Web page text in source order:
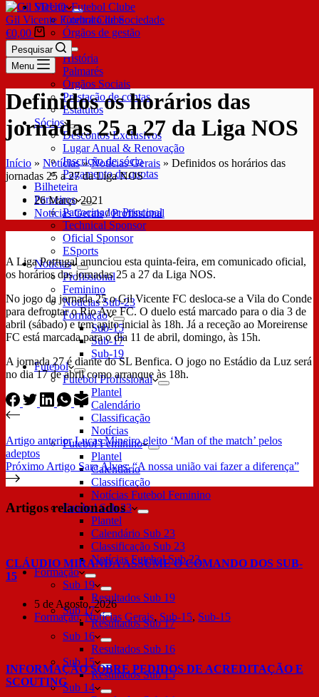
SDUQ
Contrato de Sociedade
Órgãos de gestão
Clube
História
Palmarés
Órgãos Sociais
Prestação de contas
Estatutos
Sócios
Descontos Exclusivos
Lugar Anual & Renovação
Inscrição de sócio
Pagamento de quotas
Bilheteira
Parceiros
Patrocinador Principal
Technical Sponsor
Oficial Sponsor
ESports
Notícias
Profissional
Feminino
Notícias Sub-23
Formação
Sub-15
Sub-17
Sub-19
Futebol
Futebol Profissional
Plantel
Calendário
Classificação
Notícias
Futebol Feminino
Plantel
Calendário
Classificação
Notícias Futebol Feminino
Futebol Sub 23
Plantel
Calendário Sub 23
Classificação Sub 23
Notícias Futebol Sub 23
Formação
Sub 19
Resultados Sub 19
Sub 17
Resultados Sub 17
Sub 16
Resultados Sub 16
Sub 15
Resultados Sub 15
Sub 14
Gil Vicente Futebol Clube
€0,00
Pesquisar
Menu
Definidos os horários das
jornadas 25 a 27 da Liga NOS
Início » Notícias»Notícias Gerais » Definidos os horários das
jornadas 25 a 27 da Liga NOS
26 Março 2021
Notícias Gerais/Profissional
A Liga Portugal anunciou esta quinta-feira, em comunicado oficial,
os horários das jornadas 25 a 27 da Liga NOS.
No jogo da jornada 25 o Gil Vicente FC desloca-se a Vila do Conde
para defrontar o Rio Ave FC. O duelo está marcado para o dia 3 de
abril (sábado) e tem apito inicial às 18h. Já a receção ao Moreirense
FC está marcada para o dia 11 de abril, domingo, às 15h.
A jornada 27 é diante do SL Benfica. O jogo no Estádio da Luz será
no dia 17 de abril como arranque às 18h.
Artigo anteriorLucas Mineiro eleito ‘Man of the match’ pelos
adeptos
Próximo Artigo Sara Alves: “A nossa união vai fazer a diferença”
Artigos relacionados
CLÁUDIO MIRANDA ASSUME O COMANDO DOS SUB-
15
5 de Agosto, 2026
Formação,Notícias Gerais, Sub-15, Sub-15
INFORMAÇÃO SOBRE PEDIDOS DE ACREDITAÇÃO E
SCOUTING